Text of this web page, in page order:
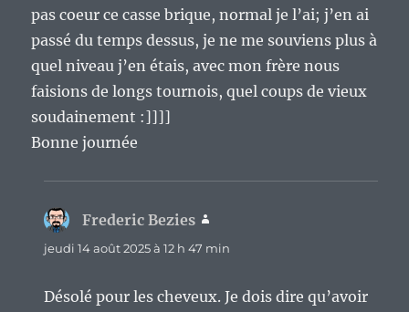
pas coeur ce casse brique, normal je l’ai; j’en ai
passé du temps dessus, je ne me souviens plus à
quel niveau j’en étais, avec mon frère nous
faisions de longs tournois, quel coups de vieux
soudainement :]]]]
Bonne journée
Frederic Bezies
jeudi 14 août 2025 à 12 h 47 min
Désolé pour les cheveux. Je dois dire qu’avoir